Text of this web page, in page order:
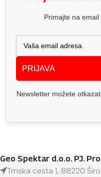
Primajte na
PRIJAVA
Newsletter možete
Geo Spektar d.o.o. PJ.
Trnska cesta 1, 88220